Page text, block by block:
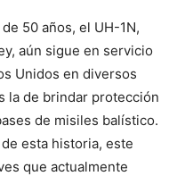
50 años, el UH-1N,
aún sigue en servicio
Unidos en diversos
la de brindar protección
de misiles balístico.
esta historia, este
que actualmente